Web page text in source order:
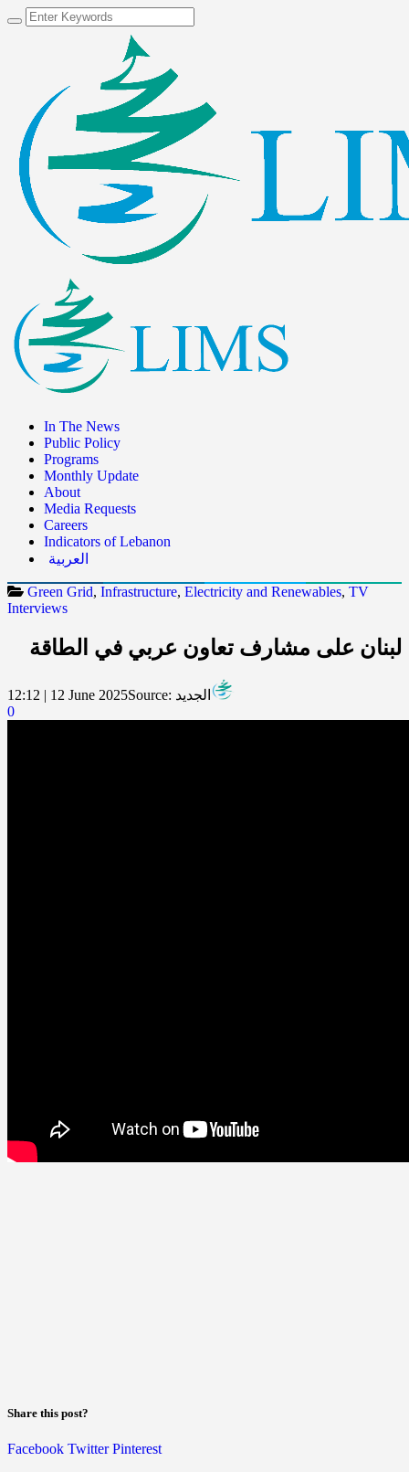
In The News
Public Policy
Programs
Monthly Update
About
Media Requests
Careers
Indicators of Lebanon
العربية
Green Grid, Infrastructure, Electricity and Renewables, TV
Interviews
لبنان على مشارف تعاون عربي في الطاقة
12:12 | 12 June 2025Source: الجديد
0
Share this post?
Facebook Twitter Pinterest